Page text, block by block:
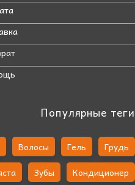
Популярные теги
Волосы Гель
Грудь
Зубы
Кондиционер